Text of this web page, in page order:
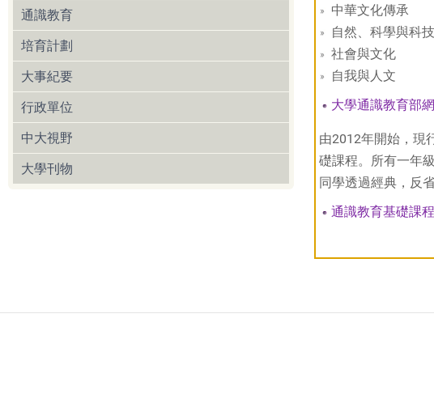
通識教育
培育計劃
大事紀要
行政單位
中大視野
大學刊物
中華文化傳承
自然、科學與科技
社會與文化
自我與人文
大學通識教育部
由2012年開始，現
礎課程。所有一年
同學透過經典，反
通識教育基礎課